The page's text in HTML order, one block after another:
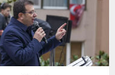
okulda bayram
bayram yaşanıyor.”
yer verdi.